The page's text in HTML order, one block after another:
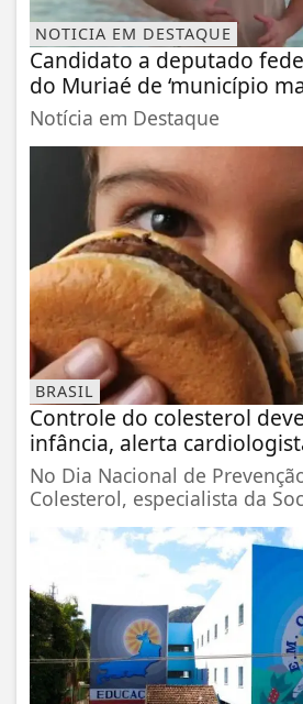
NOTICIA EM DESTAQUE
Candidato a deputado
do Muriaé de ‘município
Notícia em Destaque
BRASIL
Controle do colesterol
infância, alerta
No Dia Nacional de
Colesterol, especialista da